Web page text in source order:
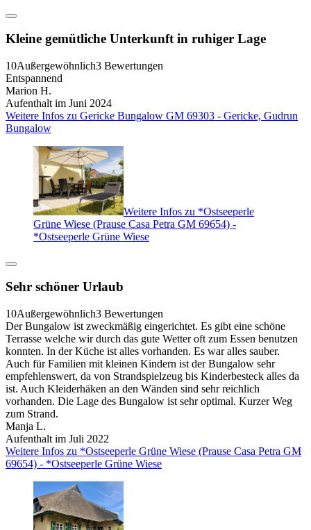
Kleine gemütliche Unterkunft in ruhiger Lage
10Außergewöhnlich3 Bewertungen
Entspannend
Marion H.
Aufenthalt im Juni 2024
Weitere Infos zu Gericke Bungalow GM 69303 - Gericke, Gudrun
Bungalow
Weitere Infos zu *Ostseeperle
Grüne Wiese (Prause Casa Petra GM 69654) -
*Ostseeperle Grüne Wiese
Sehr schöner Urlaub
10Außergewöhnlich3 Bewertungen
Der Bungalow ist zweckmäßig eingerichtet. Es gibt eine schöne
Terrasse welche wir durch das gute Wetter oft zum Essen benutzen
konnten. In der Küche ist alles vorhanden. Es war alles sauber.
Auch für Familien mit kleinen Kindern ist der Bungalow sehr
empfehlenswert, da von Strandspielzeug bis Kinderbesteck alles da
ist. Auch Kleiderhäken an den Wänden sind sehr reichlich
vorhanden. Die Lage des Bungalow ist sehr optimal. Kurzer Weg
zum Strand.
Manja L.
Aufenthalt im Juli 2022
Weitere Infos zu *Ostseeperle Grüne Wiese (Prause Casa Petra GM
69654) - *Ostseeperle Grüne Wiese